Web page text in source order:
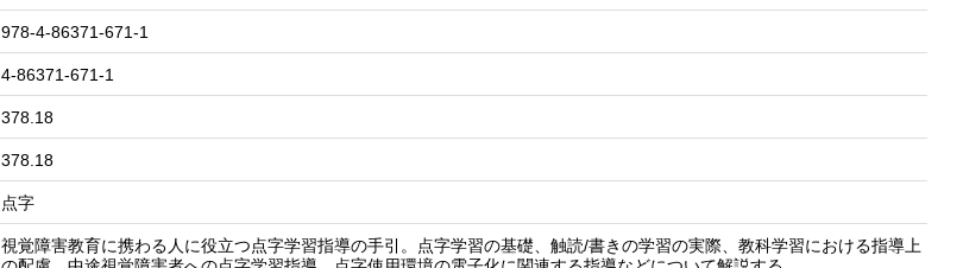
978-4-86371-671-1
4-86371-671-1
378.18
378.18
点字
視覚障害教育に携わる人に役立つ点字学習指導の手引。点字学習の基礎、触読/書きの学習の実際、教科学習における指導上